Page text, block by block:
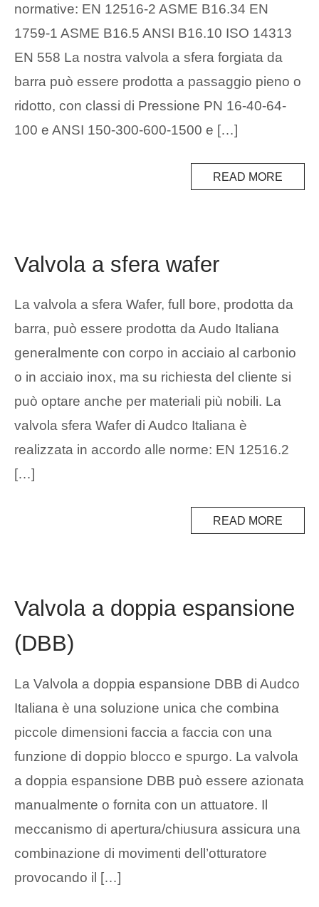
normative: EN 12516-2 ASME B16.34 EN
1759-1 ASME B16.5 ANSI B16.10 ISO 14313
EN 558 La nostra valvola a sfera forgiata da
barra può essere prodotta a passaggio pieno o
ridotto, con classi di Pressione PN 16-40-64-
100 e ANSI 150-300-600-1500 e […]
READ MORE
Valvola a sfera wafer
La valvola a sfera Wafer, full bore, prodotta da
barra, può essere prodotta da Audo Italiana
generalmente con corpo in acciaio al carbonio
o in acciaio inox, ma su richiesta del cliente si
può optare anche per materiali più nobili. La
valvola sfera Wafer di Audco Italiana è
realizzata in accordo alle norme: EN 12516.2
[…]
READ MORE
Valvola a doppia espansione
(DBB)
La Valvola a doppia espansione DBB di Audco
Italiana è una soluzione unica che combina
piccole dimensioni faccia a faccia con una
funzione di doppio blocco e spurgo. La valvola
a doppia espansione DBB può essere azionata
manualmente o fornita con un attuatore. Il
meccanismo di apertura/chiusura assicura una
combinazione di movimenti dell’otturatore
provocando il […]